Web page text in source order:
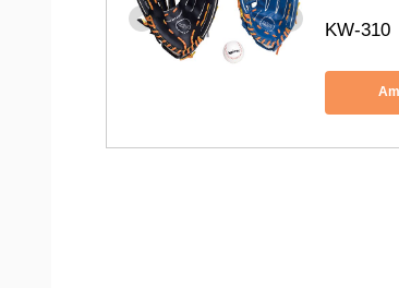
KW-310